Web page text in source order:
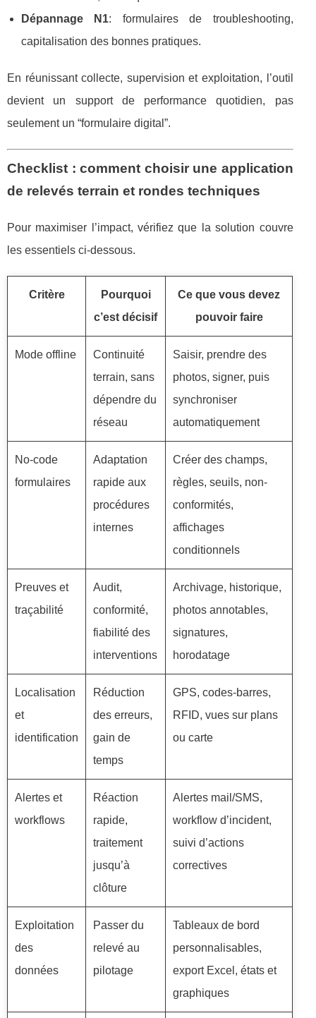
Dépannage N1: formulaires de troubleshooting,
capitalisation des bonnes pratiques.
En réunissant collecte, supervision et exploitation, l’outil
devient un support de performance quotidien, pas
seulement un “formulaire digital”.
Checklist : comment choisir une application
de relevés terrain et rondes techniques
Pour maximiser l’impact, vérifiez que la solution couvre
les essentiels ci-dessous.
Critère
Pourquoi
c’est décisif
Ce que vous devez
pouvoir faire
Mode offline
Continuité
terrain, sans
dépendre du
réseau
Saisir, prendre des
photos, signer, puis
synchroniser
automatiquement
No-code
formulaires
Adaptation
rapide aux
procédures
internes
Créer des champs,
règles, seuils, non-
conformités,
affichages
conditionnels
Preuves et
traçabilité
Audit,
conformité,
fiabilité des
interventions
Archivage, historique,
photos annotables,
signatures,
horodatage
Localisation
et
identification
Réduction
des erreurs,
gain de
temps
GPS, codes-barres,
RFID, vues sur plans
ou carte
Alertes et
workflows
Réaction
rapide,
traitement
jusqu’à
clôture
Alertes mail/SMS,
workflow d’incident,
suivi d’actions
correctives
Exploitation
des
données
Passer du
relevé au
pilotage
Tableaux de bord
personnalisables,
export Excel, états et
graphiques